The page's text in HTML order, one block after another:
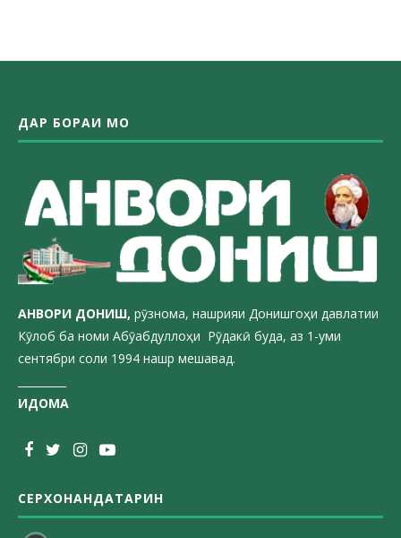
ДАР БОРАИ МО
АНВОРИ ДОНИШ, рӯзнома, нашрияи Донишгоҳи давлатии
Кӯлоб ба номи Абӯабдуллоҳи Рӯдакӣ буда, аз 1-уми
сентябри соли 1994 нашр мешавад.
ИДОМА
СЕРХОНАНДАТАРИН